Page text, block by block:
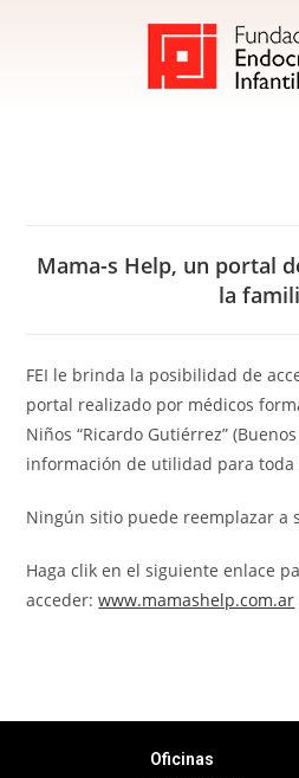
Mama-s Help, un portal
la
FEI le brinda la posibilidad de
portal realizado por médicos
Niños “Ricardo Gutiérrez”
información de utilidad para toda
Ningún sitio puede reemplazar a
Haga clik en el siguiente enlace
acceder:www.mamashelp.com.ar
Oficinas